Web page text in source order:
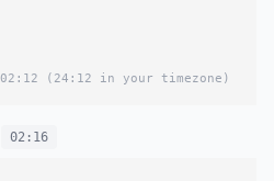
02:12 (24:12 in your timezone)
02:16